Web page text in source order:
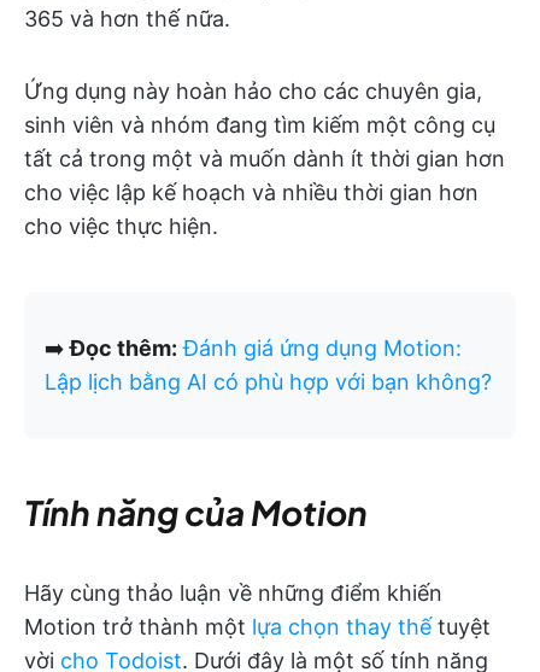
365 và hơn thế nữa.
Ứng dụng này hoàn hảo cho các chuyên gia,
sinh viên và nhóm đang tìm kiếm một công cụ
tất cả trong một và muốn dành ít thời gian hơn
cho việc lập kế hoạch và nhiều thời gian hơn
cho việc thực hiện.
➡️Đọc thêm: Đánh giá ứng dụng Motion:
Lập lịch bằng AI có phù hợp với bạn không?
Tính năng của Motion
Hãy cùng thảo luận về những điểm khiến
Motion trở thành một lựa chọn thay thế tuyệt
vời cho Todoist. Dưới đây là một số tính năng